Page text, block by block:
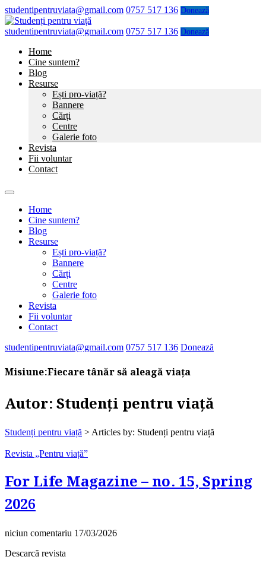
studentipentruviata@gmail.com 0757 517 136 Donează
studentipentruviata@gmail.com 0757 517 136 Donează
Home
Cine suntem?
Blog
Resurse
Ești pro-viață?
Bannere
Cărți
Centre
Galerie foto
Revista
Fii voluntar
Contact
Home
Cine suntem?
Blog
Resurse
Ești pro-viață?
Bannere
Cărți
Centre
Galerie foto
Revista
Fii voluntar
Contact
studentipentruviata@gmail.com 0757 517 136 Donează
Misiune:Fiecare tânăr să aleagă viața
Autor:Studenți pentru viață
Studenți pentru viață >Articles by: Studenți pentru viață
Revista „Pentru viață”
For Life Magazine – no. 15, Spring
2026
niciun comentariu 17/03/2026
Descarcă revista